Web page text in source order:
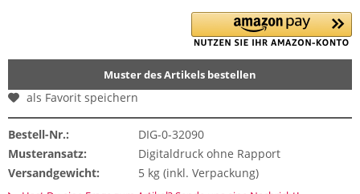
Muster des Artikels bestellen
als Favorit speichern
Bestell-Nr.:
DIG-0-32090
Musteransatz:
Digitaldruck ohne Rapport
Versandgewicht:
5 kg (inkl. Verpackung)